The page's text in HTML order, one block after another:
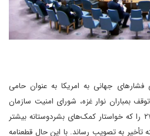
فشارهای جهانی به امریکا به عنوان حامی
بمباران نوار غزه، شورای امنیت سازمان
ملل موفق شد قطعنامه شماره ۲۷۲۲ را که خواستار کمک‌های بشردوستانه بیشتر
به تصویب رساند. با این حال قطعنامه